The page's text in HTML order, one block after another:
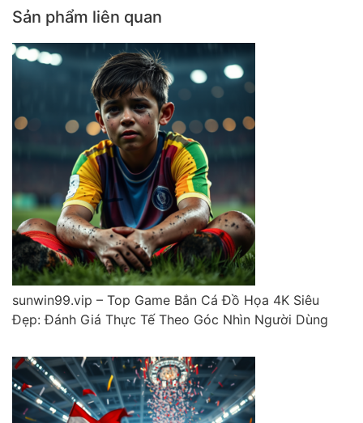
Sản phẩm liên quan
sunwin99.vip – Top Game Bắn Cá Đồ Họa 4K Siêu
Đẹp: Đánh Giá Thực Tế Theo Góc Nhìn Người Dùng